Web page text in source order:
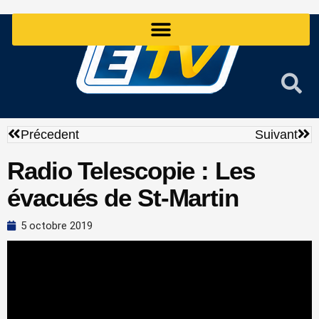
Précédent
Précedent Suivant
Radio Telescopie : Les
évacués de St-Martin
5 octobre 2019